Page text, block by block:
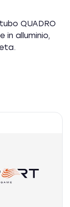
QUADRO
in alluminio,